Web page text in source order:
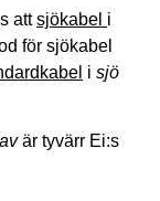
attsjökabel i
för sjökabel
i sjö
är tyvärr Ei:s